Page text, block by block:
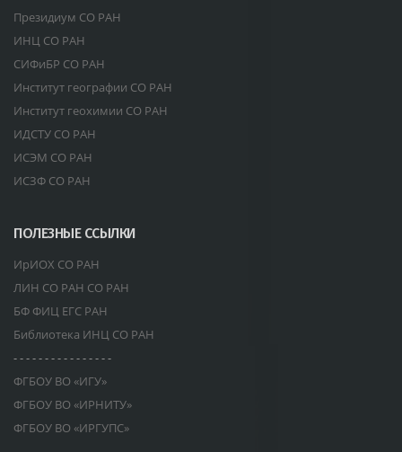
Президиум СО РАН
ИНЦ СО РАН
СИФиБР СО РАН
Институт географии СО РАН
Институт геохимии СО РАН
ИДСТУ СО РАН
ИСЭМ СО РАН
ИСЗФ СО РАН
ПОЛЕЗНЫЕ ССЫЛКИ
ИрИОХ СО РАН
ЛИН СО РАН СО РАН
БФ ФИЦ ЕГС РАН
Библиотека ИНЦ СО РАН
- - - - - - - - - - - - - - - -
ФГБОУ ВО «ИГУ»
ФГБОУ ВО «ИРНИТУ»
ФГБОУ ВО «ИРГУПС»